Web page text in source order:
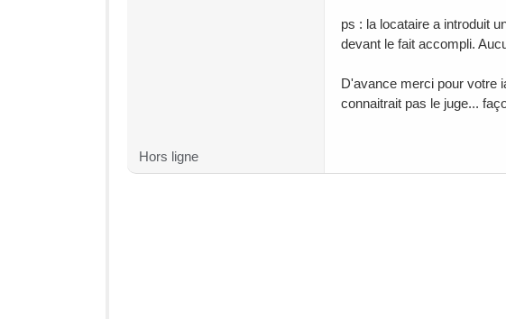
ps : la locataire a introduit
devant le fait accompli.
D'avance merci pour votre
connaitrait pas le juge...
Hors ligne